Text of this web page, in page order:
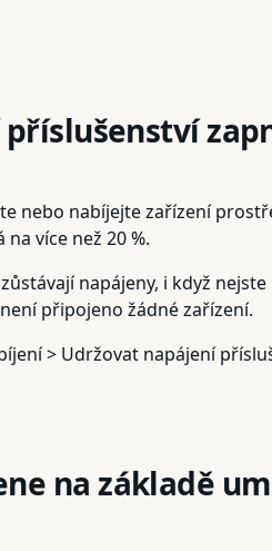
nebo nabíjejte zařízení
více než 20 %.
napájeny, i když
připojeno žádné zařízení.
> Udržovat napájení
na základě